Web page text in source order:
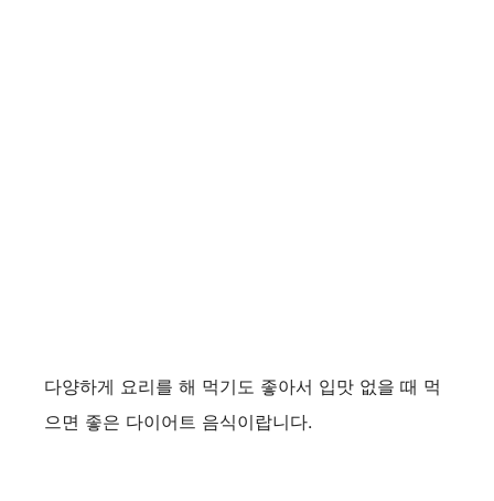
다양하게 요리를 해 먹기도 좋아서 입맛 없을 때 먹
으면 좋은 다이어트 음식이랍니다.